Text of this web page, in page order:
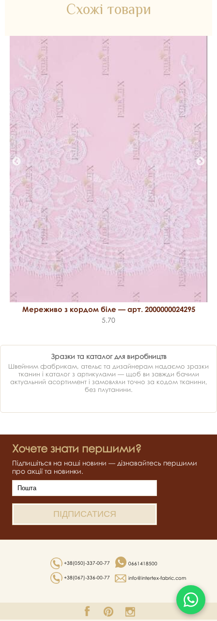
Схожі товари
Мереживо з кордом біле — арт. 2000000024295
5.70
Зразки та каталог для виробництв
Швейним фабрикам, ательє та дизайнерам надаємо зразки
тканин і каталог з артикулами — щоб ви завжди бачили
актуальний асортимент і замовляли точно за кодом тканини,
без плутанини.
Хочете знати першими?
Підпишіться на наші новини — дізнавайтесь першими
про акції та новинки.
+38(050)-337-00-77
+38(067)-336-00-77
0661418500
info@intertex-fabric.com